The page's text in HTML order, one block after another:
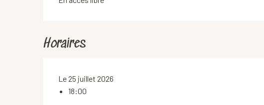
Horaires
Le 25 juillet 2026
18:00